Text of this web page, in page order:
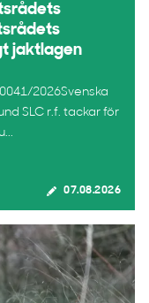
jaktlagen
2026Svenska
SLC r.f. tackar för
07.08.2026